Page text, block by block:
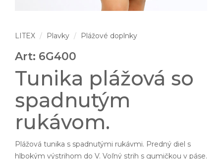
LITEX Plavky Plážové doplnky
Art: 6G400
Tunika plážová so
spadnutým
rukávom.
Plážová tunika s spadnutými rukávmi. Predný diel s
hlbokým výstrihom do V. Voľný strih s gumičkou v páse.